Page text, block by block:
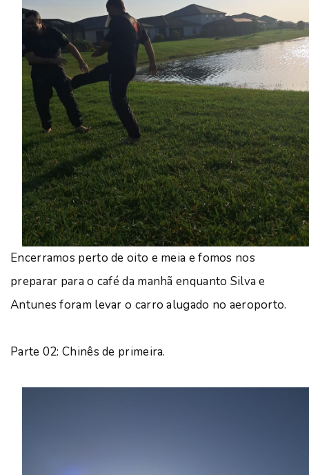
Encerramos perto de oito e meia e fomos nos
preparar para o café da manhã enquanto Silva e
Antunes foram levar o carro alugado no aeroporto.
Parte 02: Chinês de primeira.